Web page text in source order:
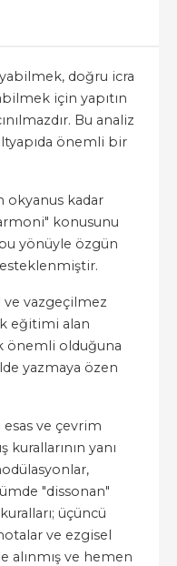
doğru icra
için yapıtın
Bu analiz
önemli bir
okyanus kadar
konusunu
yönüyle özgün
vazgeçilmez
eğitimi alan
önemli olduğuna
yazmaya özen
ve çevrim
yanı
"dissonan"
üçüncü
ve ezgisel
alınmış ve hemen